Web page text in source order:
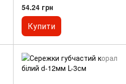
54.24 грн
Купити